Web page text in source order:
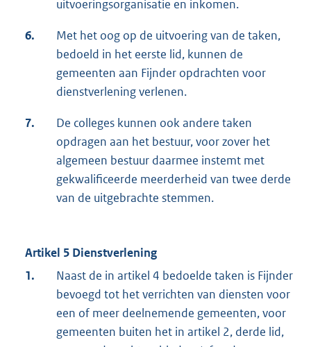
uitvoeringsorganisatie en inkomen.
6.
Met het oog op de uitvoering van de taken,
bedoeld in het eerste lid, kunnen de
gemeenten aan Fijnder opdrachten voor
dienstverlening verlenen.
7.
De colleges kunnen ook andere taken
opdragen aan het bestuur, voor zover het
algemeen bestuur daarmee instemt met
gekwalificeerde meerderheid van twee derde
van de uitgebrachte stemmen.
Artikel 5 Dienstverlening
1.
Naast de in artikel 4 bedoelde taken is Fijnder
bevoegd tot het verrichten van diensten voor
een of meer deelnemende gemeenten, voor
gemeenten buiten het in artikel 2, derde lid,